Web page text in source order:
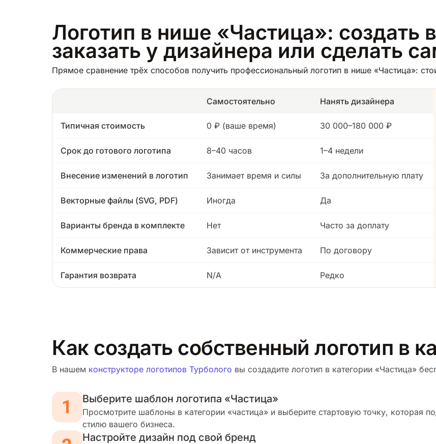
Логотип в нише «Частица»: создать
заказать у дизайнера или сделать
Прямое сравнение трёх способов получить профессиональный логотип в нише «Частица»:
Самостоятельно Нанять дизайнера
Типичная стоимость 0 ₽ (ваше время) 30 000–180 000 ₽
Срок до готового логотипа 8–40 часов 1–4 недели
Внесение изменений в логотип Занимает время и силы За дополнительную плату
Векторные файлы (SVG, PDF) Иногда Да
Варианты бренда в комплекте Нет Часто за доплату
Коммерческие права Зависит от инструмента По договору
Гарантия возврата N/A Редко
Как создать собственный логотип в
В нашем конструкторе логотипов Турболого вы создадите логотип в категории «Частица»
Выберите шаблон логотипа «Частица»
Просмотрите шаблоны в категории «частица» и выберите стартовую точку, которая
стилю вашего бизнеса.
Настройте дизайн под свой бренд